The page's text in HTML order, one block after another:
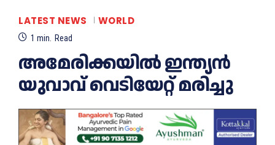
LATEST NEWS WORLD
1 min. Read
അമേരിക്കയില്‍ ഇന്ത്യൻ
യുവാവ് വെടിയേറ്റ് മരിച്ചു